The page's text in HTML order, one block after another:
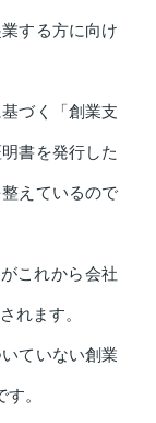
する方に向け
づく「創業支
書を発行した
えているので
これから会社
れます。
ていない創業
。